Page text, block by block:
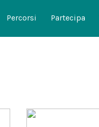
Percorsi Partecipa